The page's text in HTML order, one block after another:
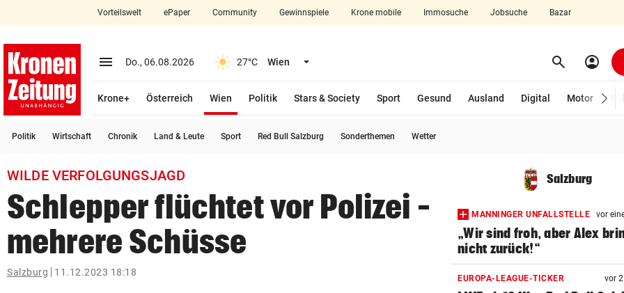
closeSchließen
account_circle Anmelden
arrow_right
search
Suchbegriff
eingeben
Vorteilswelt ePaper Community Gewinnspiele Krone mobile Immosuche Jobsuche Bazar
menu Menü aufklappen
Do., 06.08.2026 27°C Wien Menü aufklappen search Suchen
account_circle
Krone+ Österreich Wien
Politik
Stars & Society Sport Gesund Ausland Digital Motor
Politik Wirtschaft Chronik Land & Leute Sport Red Bull Salzburg Sonderthemen Wetter
WILDE VERFOLGUNGSJAGD
Schlepper flüchtet vor Polizei –
mehrere Schüsse
Salzburg 11.12.2023 18:18
Salzburg
MANNINGER UNFALLSTELLE vor
„Wir sind froh, aber Alex
nicht zurück!“
EUROPA-LEAGUE-TICKER vor